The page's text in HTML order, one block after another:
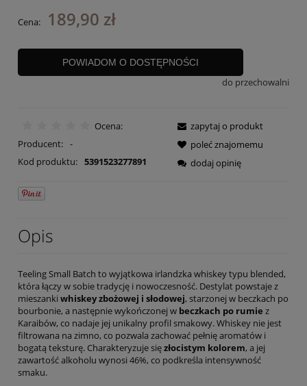
Cena: 189,90 zł
POWIADOM O DOSTĘPNOŚCI
do przechowalni
Ocena:
Producent: -
Kod produktu: 5391523277891
zapytaj o produkt
poleć znajomemu
dodaj opinię
Opis
Teeling Small Batch to wyjątkowa irlandzka whiskey typu blended,
która łączy w sobie tradycję i nowoczesność. Destylat powstaje z
mieszanki whiskey zbożowej i słodowej, starzonej w beczkach po
bourbonie, a następnie wykończonej w beczkach po rumie z
Karaibów, co nadaje jej unikalny profil smakowy. Whiskey nie jest
filtrowana na zimno, co pozwala zachować pełnię aromatów i
bogatą teksturę. Charakteryzuje sięzłocistym kolorem, a jej
zawartość alkoholu wynosi 46%, co podkreśla intensywność
smaku.